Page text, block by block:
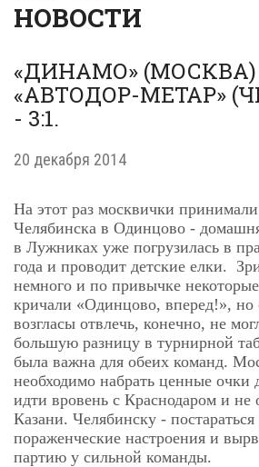
НОВОСТИ
«ДИНАМО» (МОСКВА)
«АВТОДОР-МЕТАР»
- 3:1.
20 декабря 2014
На этот раз москвички принимали
Челябинска в Одинцово -
в Лужниках уже погрузилась в
года и проводит детские елки.
немного и по привычке
кричали «Одинцово, вперед!», но
возгласы отвлечь, конечно, не
большую разницу в турнирной
была важна для обеих команд.
необходимо набрать ценные очки
идти вровень с Краснодаром и не
Казани. Челябинску -
пораженческие настроения и
партию у сильной команды.